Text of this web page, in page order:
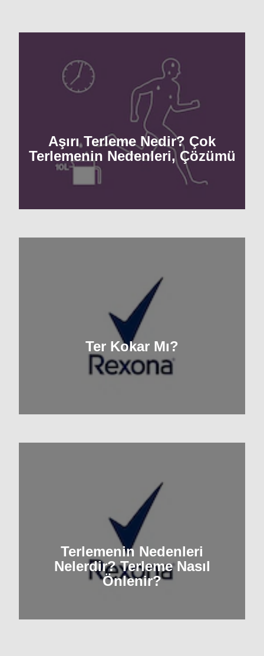
Aşırı Terleme Nedir? Çok
Terlemenin Nedenleri, Çözümü
Ter Kokar Mı?
Terlemenin Nedenleri
Nelerdir? Terleme Nasıl
Önlenir?